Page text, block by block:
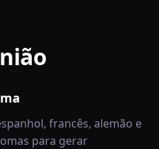
francês, alemão e
para gerar